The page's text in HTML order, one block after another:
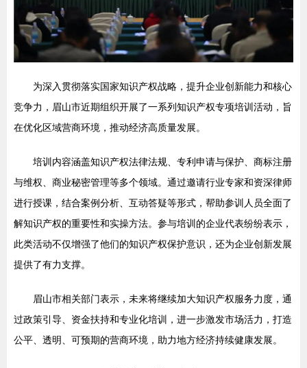
为深入贯彻落实国家知识产权战略，提升企业创新能力和核心
竞争力，眉山市近期组织开展了一系列知识产权专项培训活动，旨
在优化区域营商环境，推动经济高质量发展。
培训内容涵盖知识产权法律法规、专利申请与保护、商标注册
与维权、商业秘密管理等多个领域。通过邀请行业专家和资深律师
进行授课，结合案例分析、互动答疑等形式，帮助参训人员全面了
解知识产权的重要性和实操方法。参与培训的企业代表纷纷表示，
此类活动不仅增强了他们的知识产权保护意识，还为企业创新发展
提供了有力支撑。
眉山市相关部门表示，未来将继续加大知识产权服务力度，通
过政策引导、资金扶持和专业化培训，进一步激发市场活力，打造
公平、透明、可预期的营商环境，助力地方经济持续健康发展。